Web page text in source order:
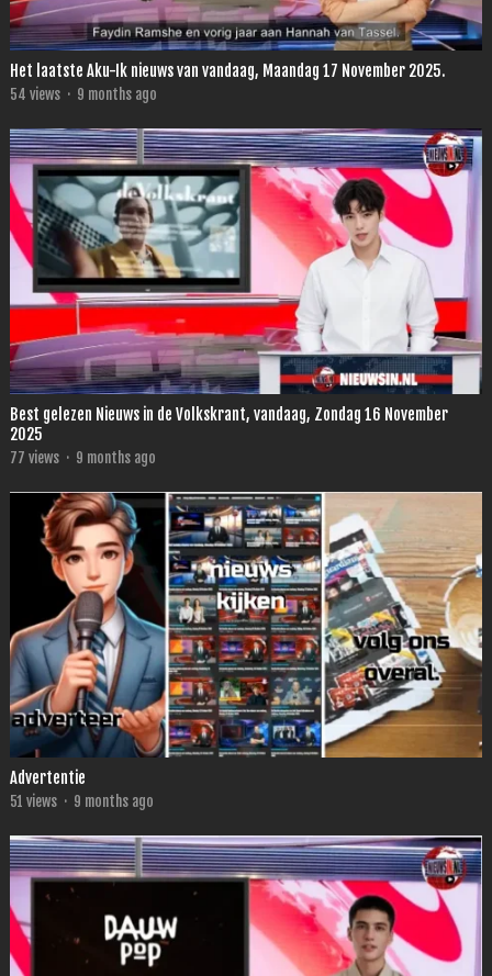
Het laatste Aku-Ik nieuws van vandaag, Maandag 17 November 2025.
54 views · 9 months ago
Best gelezen Nieuws in de Volkskrant, vandaag, Zondag 16 November
2025
77 views · 9 months ago
Advertentie
51 views · 9 months ago